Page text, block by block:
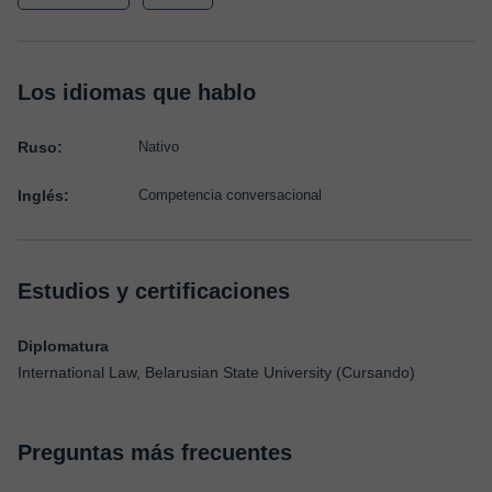
Los idiomas que hablo
Ruso: Nativo
Inglés: Competencia conversacional
Estudios y certificaciones
Diplomatura
International Law, Belarusian State University (Cursando)
Preguntas más frecuentes